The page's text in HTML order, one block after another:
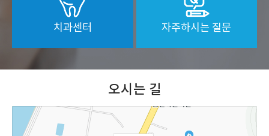
치과센터 자주하시는 질문
오시는 길